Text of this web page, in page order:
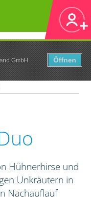
GmbH
Öffnen
Hühnerhirse und
Unkräutern in
Nachauflauf